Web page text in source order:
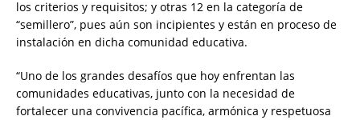
los criterios y requisitos; y otras 12 en la categoría de
“semillero”, pues aún son incipientes y están en proceso de
instalación en dicha comunidad educativa.
“Uno de los grandes desafíos que hoy enfrentan las
comunidades educativas, junto con la necesidad de
fortalecer una convivencia pacífica, armónica y respetuosa